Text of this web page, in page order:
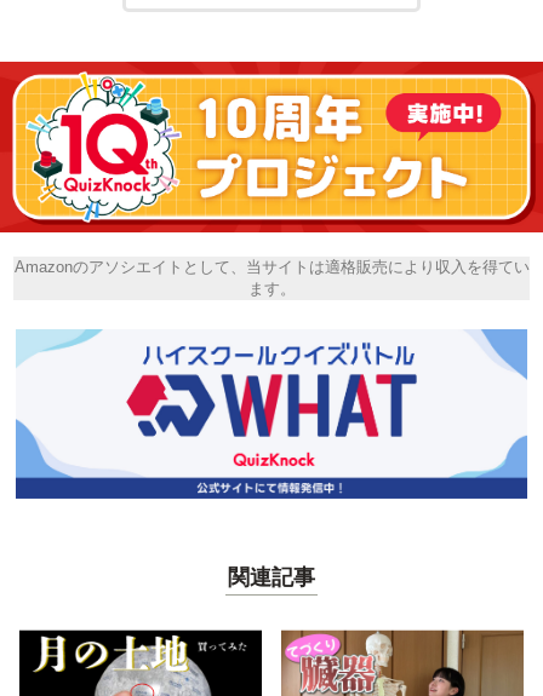
Amazonのアソシエイトとして、当サイトは適格販売により収入を得てい
ます。
関連記事